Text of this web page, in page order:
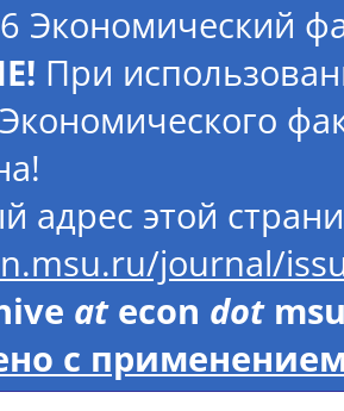
Экономический
При
адрес этой
journal/
atecon dot
с